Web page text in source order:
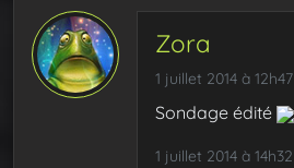
Zora
1 juillet 2014 à 12h47
Sondage édité
1 juillet 2014 à 14h32